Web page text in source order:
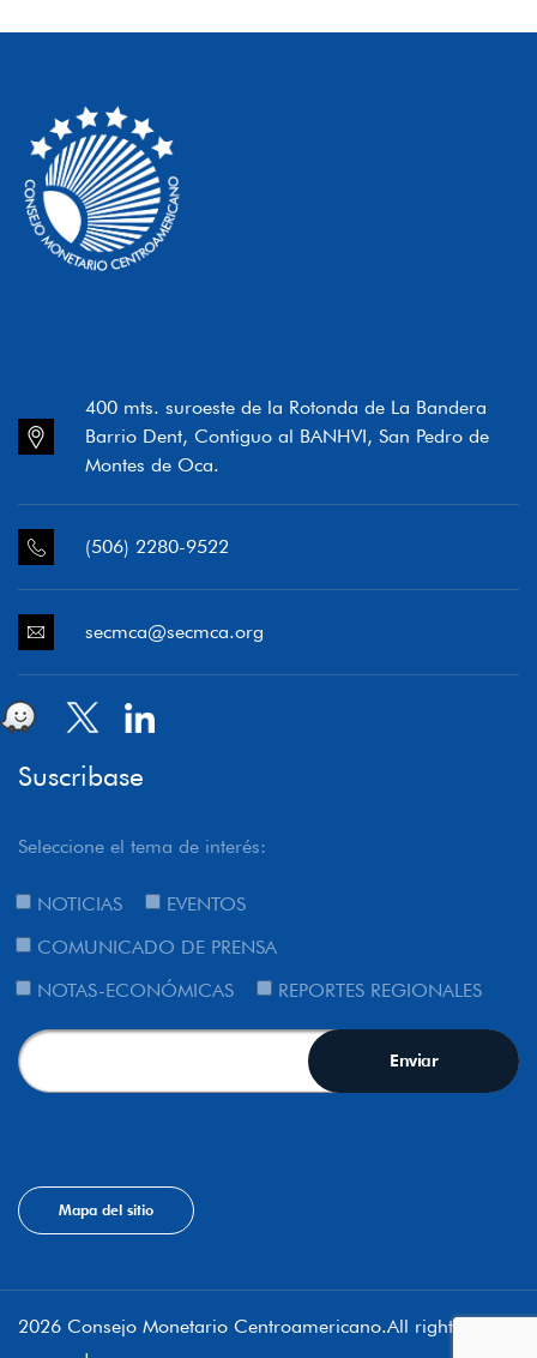
400 mts. suroeste de la Rotonda de La Bandera
Barrio Dent, Contiguo al BANHVI, San Pedro de
Montes de Oca.
(506) 2280-9522
secmca@secmca.org
Suscribase
Seleccione el tema de interés:
NOTICIAS
EVENTOS
COMUNICADO DE PRENSA
NOTAS-ECONÓMICAS
REPORTES REGIONALES
Mapa del sitio
2026 Consejo Monetario Centroamericano.All rights